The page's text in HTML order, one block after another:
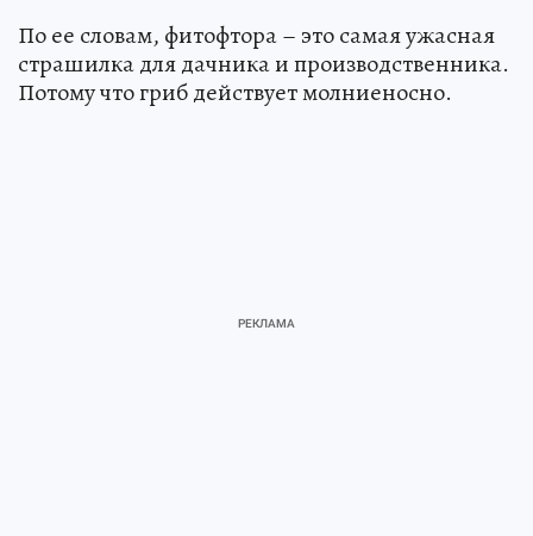
По ее словам, фитофтора – это самая ужасная
страшилка для дачника и производственника.
Потому что гриб действует молниеносно.